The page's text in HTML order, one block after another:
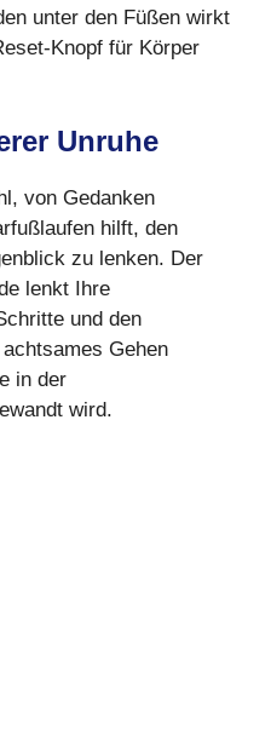
unter den Füßen wirkt
Knopf für Körper
Unruhe
von Gedanken
hilft, den
zu lenken. Der
lenkt Ihre
und den
Gehen
in der
wird.